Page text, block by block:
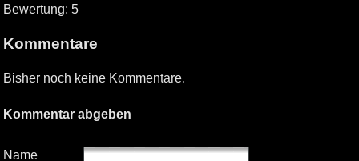
Bewertung: 5
Kommentare
Bisher noch keine Kommentare.
Kommentar abgeben
Name